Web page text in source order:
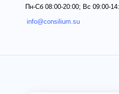
Пн-Сб 08:00-20:00; Вс 09:00-
info@consilium.su